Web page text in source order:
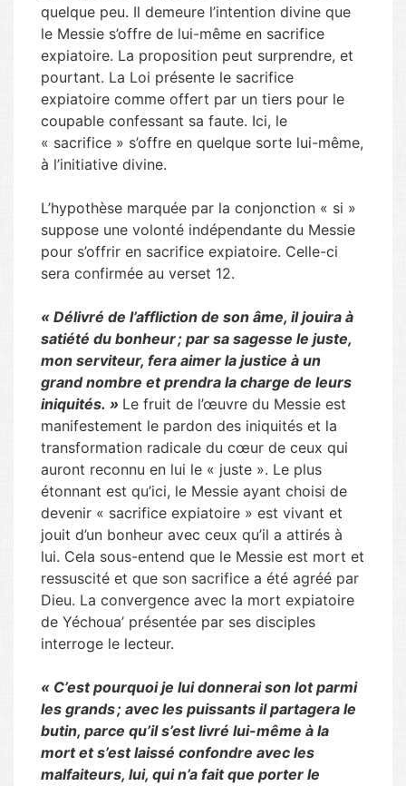
quelque peu. Il demeure l’intention divine que
le Messie s’offre de lui-même en sacrifice
expiatoire. La proposition peut surprendre, et
pourtant. La Loi présente le sacrifice
expiatoire comme offert par un tiers pour le
coupable confessant sa faute. Ici, le
« sacrifice » s’offre en quelque sorte lui-même,
à l’initiative divine.
L’hypothèse marquée par la conjonction « si »
suppose une volonté indépendante du Messie
pour s’offrir en sacrifice expiatoire. Celle-ci
sera confirmée au verset 12.
« Délivré de l’affliction de son âme, il jouira à
satiété du bonheur ; par sa sagesse le juste,
mon serviteur, fera aimer la justice à un
grand nombre et prendra la charge de leurs
iniquités. » Le fruit de l’œuvre du Messie est
manifestement le pardon des iniquités et la
transformation radicale du cœur de ceux qui
auront reconnu en lui le « juste ». Le plus
étonnant est qu’ici, le Messie ayant choisi de
devenir « sacrifice expiatoire » est vivant et
jouit d’un bonheur avec ceux qu’il a attirés à
lui. Cela sous-entend que le Messie est mort et
ressuscité et que son sacrifice a été agréé par
Dieu. La convergence avec la mort expiatoire
de Yéchoua’ présentée par ses disciples
interroge le lecteur.
« C’est pourquoi je lui donnerai son lot parmi
les grands ; avec les puissants il partagera le
butin, parce qu’il s’est livré lui-même à la
mort et s’est laissé confondre avec les
malfaiteurs, lui, qui n’a fait que porter le